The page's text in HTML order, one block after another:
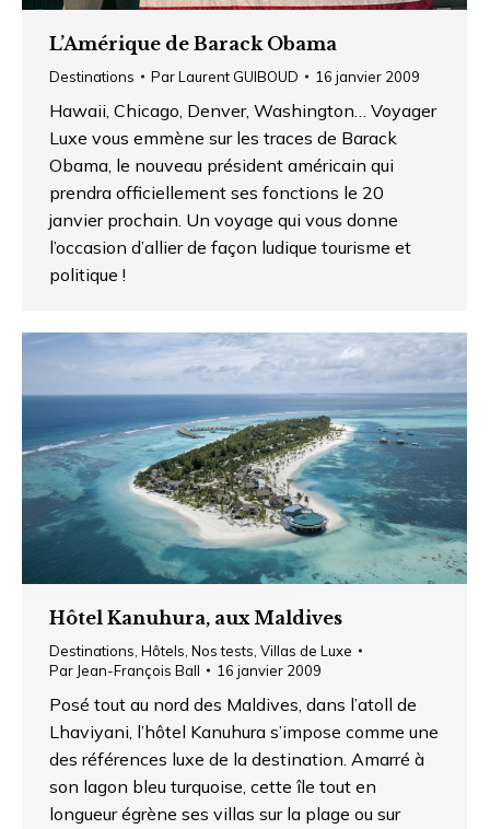
L’Amérique de Barack Obama
Destinations ParLaurent GUIBOUD 16 janvier 2009
Hawaii, Chicago, Denver, Washington… Voyager
Luxe vous emmène sur les traces de Barack
Obama, le nouveau président américain qui
prendra officiellement ses fonctions le 20
janvier prochain. Un voyage qui vous donne
l’occasion d’allier de façon ludique tourisme et
politique !
Hôtel Kanuhura, aux Maldives
Destinations Hôtels Nos tests Villas de Luxe
Par Jean-François Ball 16 janvier 2009
Posé tout au nord des Maldives, dans l’atoll de
Lhaviyani, l’hôtel Kanuhura s’impose comme une
des références luxe de la destination. Amarré à
son lagon bleu turquoise, cette île tout en
longueur égrène ses villas sur la plage ou sur